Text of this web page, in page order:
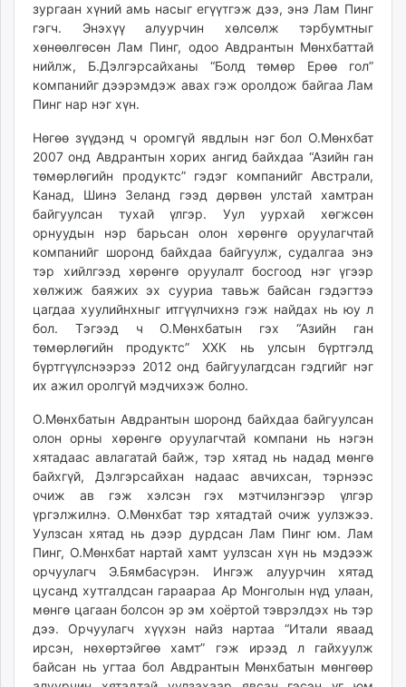
зургаан хүний амь насыг егүүтгэж дээ, энэ Лам Пинг
гэгч. Энэхүү алуурчин хөлсөлж тэрбумтныг
хөнөөлгөсөн Лам Пинг, одоо Авдрантын Мөнхбаттай
нийлж, Б.Дэлгэрсайханы “Болд төмөр Ерөө гол”
компанийг дээрэмдэж авах гэж оролдож байгаа Лам
Пинг нар нэг хүн.
Нөгөө зүүдэнд ч оромгүй явдлын нэг бол О.Мөнхбат
2007 онд Авдрантын хорих ангид байхдаа “Азийн ган
төмөрлөгийн продуктс” гэдэг компанийг Австрали,
Канад, Шинэ Зеланд гээд дөрвөн улстай хамтран
байгуулсан тухай үлгэр. Уул уурхай хөгжсөн
орнуудын нэр барьсан олон хөрөнгө оруулагчтай
компанийг шоронд байхдаа байгуулж, судалгаа энэ
тэр хийлгээд хөрөнгө оруулалт босгоод нэг үгээр
хөлжиж баяжих эх сууриа тавьж байсан гэдэгтээ
цагдаа хуулийнхныг итгүүлчихнэ гэж найдах нь юу л
бол. Тэгээд ч О.Мөнхбатын гэх “Азийн ган
төмөрлөгийн продуктс” ХХК нь улсын бүртгэлд
бүртгүүлснээрээ 2012 онд байгуулагдсан гэдгийг нэг
их ажил оролгүй мэдчихэж болно.
О.Мөнхбатын Авдрантын шо­ронд байхдаа байгуулсан
олон орны хөрөнгө оруулагчтай компани нь нэгэн
хятадаас авлагатай байж, тэр хятад нь надад мөнгө
байхгүй, Дэлгэрсайхан надаас авчихсан, тэрнээс
очиж ав гэж хэлсэн гэх мэтчилэнгээр үлгэр
үргэлжилнэ. О.Мөнхбат тэр хятадтай очиж уулзжээ.
Уулзсан хятад нь дээр дурдсан Лам Пинг юм. Лам
Пинг, О.Мөнхбат нартай хамт уулзсан хүн нь мэдээж
орчуулагч Э.Бямбасүрэн. Ингэж алуурчин хятад
цусанд хутгалдсан гараараа Ар Монголын нүд улаан,
мөнгө цагаан болсон эр эм хоёртой тэврэлдэх нь тэр
дээ. Орчуулагч хүүхэн найз нартаа “Итали яваад
ирсэн, нөхөртэйгөө хамт” гэж ирээд л гайхуулж
байсан нь угтаа бол Авдрантын Мөнхбатын мөнгөөр